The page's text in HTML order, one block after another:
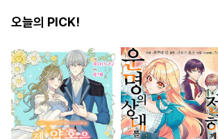
오늘의 PICK!